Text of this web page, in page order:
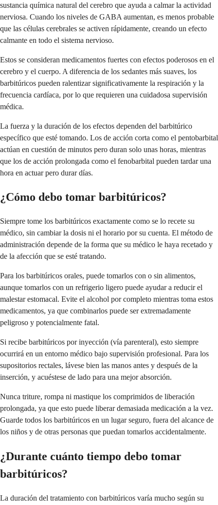
sustancia química natural del cerebro que ayuda a calmar la actividad
nerviosa. Cuando los niveles de GABA aumentan, es menos probable
que las células cerebrales se activen rápidamente, creando un efecto
calmante en todo el sistema nervioso.
Estos se consideran medicamentos fuertes con efectos poderosos en el
cerebro y el cuerpo. A diferencia de los sedantes más suaves, los
barbitúricos pueden ralentizar significativamente la respiración y la
frecuencia cardíaca, por lo que requieren una cuidadosa supervisión
médica.
La fuerza y ​​la duración de los efectos dependen del barbitúrico
específico que esté tomando. Los de acción corta como el pentobarbital
actúan en cuestión de minutos pero duran solo unas horas, mientras
que los de acción prolongada como el fenobarbital pueden tardar una
hora en actuar pero durar días.
¿Cómo debo tomar barbitúricos?
Siempre tome los barbitúricos exactamente como se lo recete su
médico, sin cambiar la dosis ni el horario por su cuenta. El método de
administración depende de la forma que su médico le haya recetado y
de la afección que se esté tratando.
Para los barbitúricos orales, puede tomarlos con o sin alimentos,
aunque tomarlos con un refrigerio ligero puede ayudar a reducir el
malestar estomacal. Evite el alcohol por completo mientras toma estos
medicamentos, ya que combinarlos puede ser extremadamente
peligroso y potencialmente fatal.
Si recibe barbitúricos por inyección (vía parenteral), esto siempre
ocurrirá en un entorno médico bajo supervisión profesional. Para los
supositorios rectales, lávese bien las manos antes y después de la
inserción, y acuéstese de lado para una mejor absorción.
Nunca triture, rompa ni mastique los comprimidos de liberación
prolongada, ya que esto puede liberar demasiada medicación a la vez.
Guarde todos los barbitúricos en un lugar seguro, fuera del alcance de
los niños y de otras personas que puedan tomarlos accidentalmente.
¿Durante cuánto tiempo debo tomar
barbitúricos?
La duración del tratamiento con barbitúricos varía mucho según su